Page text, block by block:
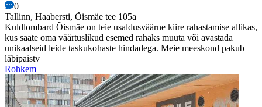
0
Tallinn, Haabersti, Õismäe tee 105a
Kuldlombard Õismäe on teie usaldusväärne kiire rahastamise allikas,
kus saate oma väärtuslikud esemed rahaks muuta või avastada
unikaalseid leide taskukohaste hindadega. Meie meeskond pakub
läbipaistv
Rohkem